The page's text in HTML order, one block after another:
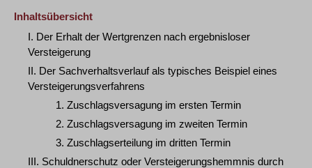
Inhaltsübersicht
I. Der Erhalt der Wertgrenzen nach ergebnisloser
Versteigerung
II. Der Sachverhaltsverlauf als typisches Beispiel eines
Versteigerungsverfahrens
1. Zuschlagsversagung im ersten Termin
2. Zuschlagsversagung im zweiten Termin
3. Zuschlagserteilung im dritten Termin
III. Schuldnerschutz oder Versteigerungshemmnis durch